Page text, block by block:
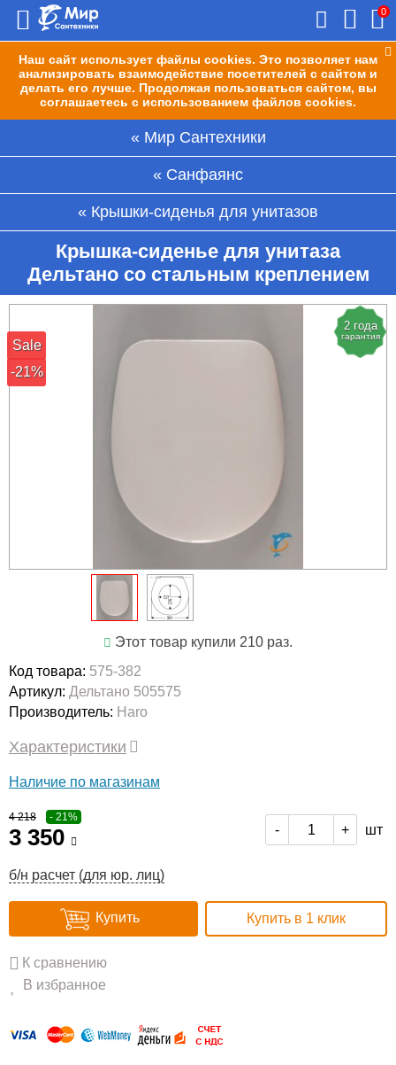
Наш сайт использует файлы cookies. Это позволяет нам
анализировать взаимодействие посетителей с сайтом и
делать его лучше. Продолжая пользоваться сайтом, вы
соглашаетесь с использованием файлов cookies.
0
Мир Сантехники
Санфаянс
Крышки-сиденья для унитазов
Крышка-сиденье для унитаза
Дельтано со стальным креплением
-21%
Sale
2 года
гарантия
Этот товар купили 210 раз.
Код товара: 575-382
Артикул: Дельтано 505575
Производитель: Haro
Характеристики
Наличие по магазинам
4 218 - 21%
3 350 - + шт
б/н расчет (для юр. лиц)
Купить Купить в 1 клик
К сравнению
В избранное